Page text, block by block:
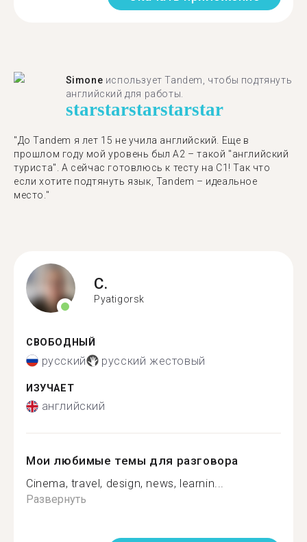
Simone использует Tandem, чтобы подтянуть
английский для работы.
starstarstarstarstar
"До Tandem я лет 15 не учила английский. Еще в
прошлом году мой уровень был A2 – такой "английский
туриста". А сейчас готовлюсь к тесту на C1! Так что
если хотите подтянуть язык, Tandem – идеальное
место."
C.
Pyatigorsk
СВОБОДНЫЙ
русский русский жестовый
ИЗУЧАЕТ
английский
Мои любимые темы для разговора
Cinema, travel, design, news, learnin...
Развернуть